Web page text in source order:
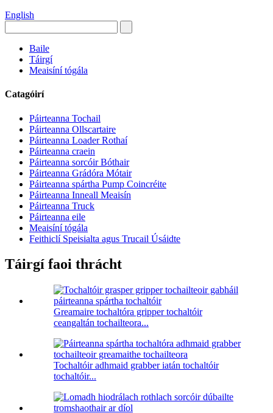
English
Baile
Táirgí
Meaisíní tógála
Catagóirí
Páirteanna Tochail
Páirteanna Ollscartaire
Páirteanna Loader Rothaí
Páirteanna craein
Páirteanna sorcóir Bóthair
Páirteanna Grádóra Mótair
Páirteanna spártha Pump Coincréite
Páirteanna Inneall Meaisín
Páirteanna Truck
Páirteanna eile
Meaisíní tógála
Feithiclí Speisialta agus Trucail Úsáidte
Táirgí faoi thrácht
Greamaire tochaltóra gripper tochaltóir
ceangaltán tochailteora...
Tochaltóir adhmaid grabber iatán tochaltóir
tochaltóir...